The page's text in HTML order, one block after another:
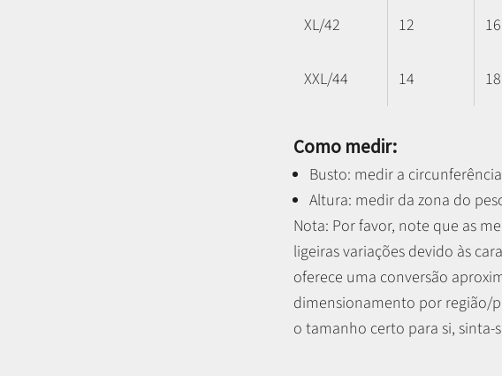
XL/42 12 16
XXL/44 14 18
Como medir:
Busto: medir a
Altura: medir da zona do
Nota: Por favor, note que as
ligeiras variações devido às
oferece uma conversão
dimensionamento por região/
o tamanho certo para si,